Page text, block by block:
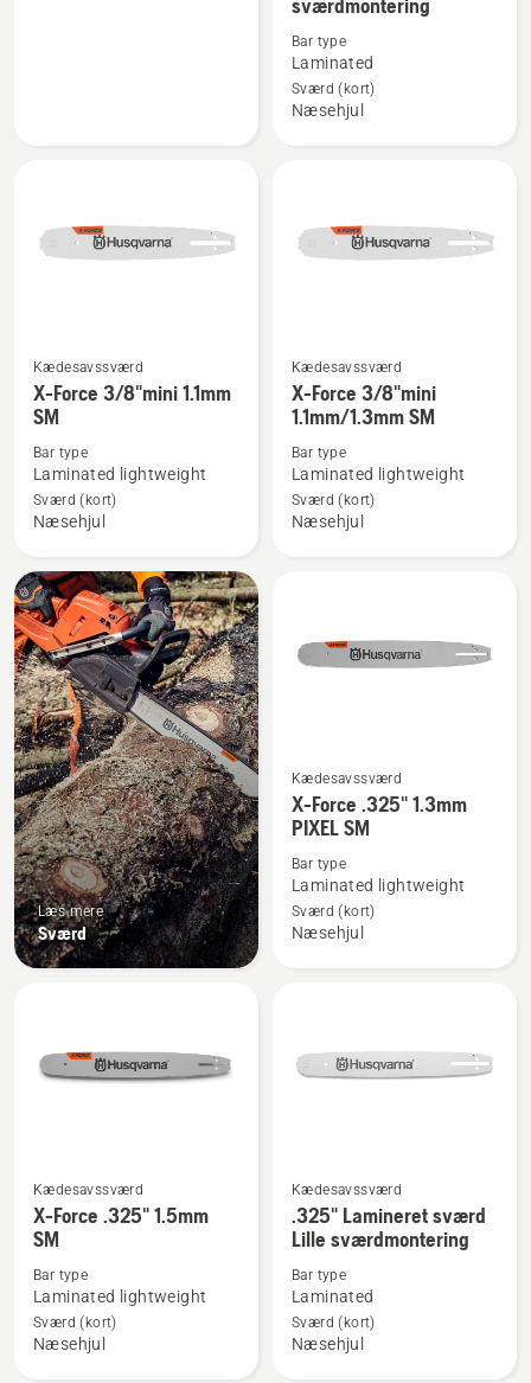
SP11G
detaljer
om
Sværd
lam.
.325”
lille
sværdmontering
sværdmontering
Bar type
Laminated
Sværd (kort)
Næsehjul
Se
flere
detaljer
om
Force
1.1mm
SM
Kædesavssværd
X-Force 3/8"mini 1.1mm
SM
Bar type
Laminated lightweight
Sværd (kort)
Næsehjul
Se
flere
detaljer
om
Force
Kædesavssværd
X-Force 3/8"mini
1.1mm/1.3mm SM
Bar type
Laminated lightweight
Sværd (kort)
Næsehjul
Læs mere
Sværd
Se
flere
detaljer
om
Force
Kædesavssværd
X-Force .325" 1.3mm
PIXEL SM
Bar type
Laminated lightweight
Sværd (kort)
Næsehjul
Se
flere
detaljer
om
Force
Kædesavssværd
X-Force .325" 1.5mm
SM
Bar type
Laminated lightweight
Sværd (kort)
Næsehjul
Se
flere
detaljer
om
.325"
Lamineret
Kædesavssværd
.325" Lamineret sværd
Lille sværdmontering
Bar type
Laminated
Sværd (kort)
Næsehjul